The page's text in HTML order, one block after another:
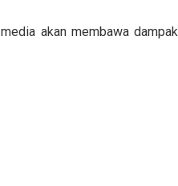
akan membawa dampak